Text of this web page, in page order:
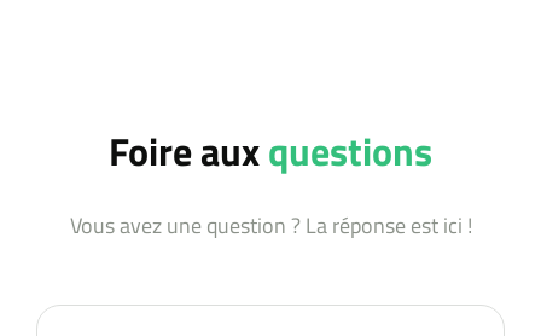
Foire auxquestions
Vous avez une question ? La réponse est ici !